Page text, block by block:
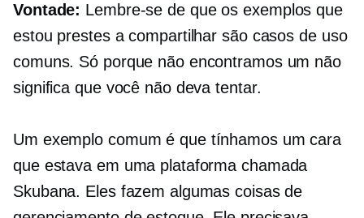
Vontade: Lembre-se de que os exemplos que
estou prestes a compartilhar são casos de uso
comuns. Só porque não encontramos um não
significa que você não deva tentar.
Um exemplo comum é que tínhamos um cara
que estava em uma plataforma chamada
Skubana. Eles fazem algumas coisas de